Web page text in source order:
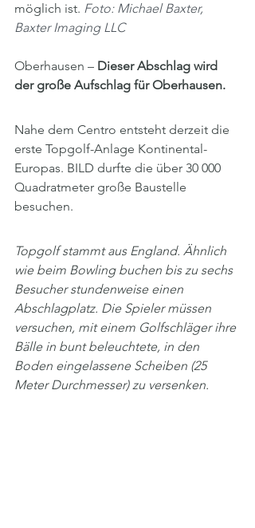
möglich ist. Foto: Michael Baxter,
Baxter Imaging LLC
Oberhausen – Dieser Abschlag wird
der große Aufschlag für Oberhausen.
Nahe dem Centro entsteht derzeit die
erste Topgolf-Anlage Kontinental-
Europas. BILD durfte die über 30 000
Quadratmeter große Baustelle
besuchen.
Topgolf stammt aus England. Ähnlich
wie beim Bowling buchen bis zu sechs
Besucher stundenweise einen
Abschlagplatz. Die Spieler müssen
versuchen, mit einem Golfschläger ihre
Bälle in bunt beleuchtete, in den
Boden eingelassene Scheiben (25
Meter Durchmesser) zu versenken.